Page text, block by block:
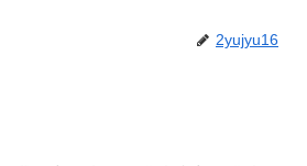
2yujyu16